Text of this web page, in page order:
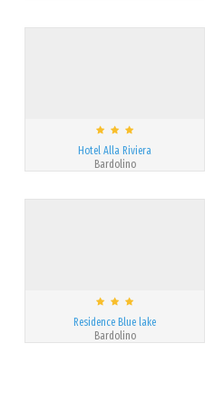
Hotel Alla Riviera
Bardolino
Residence Blue lake
Bardolino